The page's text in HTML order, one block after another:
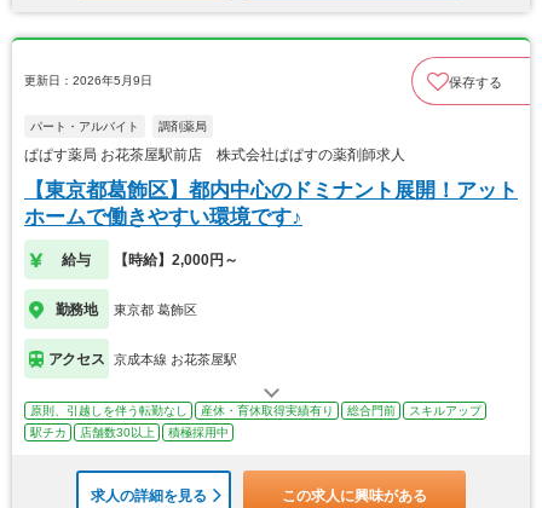
更新日：2026年5月9日 保存する
パート・アルバイト 調剤薬局
ぱぱす薬局 お花茶屋駅前店 株式会社ぱぱすの薬剤師求人
【東京都葛飾区】都内中心のドミナント展開！アット
ホームで働きやすい環境です♪
給与 【時給】2,000円～
勤務地 東京都 葛飾区
アクセス 京成本線 お花茶屋駅
原則、引越しを伴う転勤なし 産休・育休取得実績有り 総合門前
スキルアップ
駅チカ
店舗数30以上 積極採用中
求人の詳細を見る この求人に興味がある